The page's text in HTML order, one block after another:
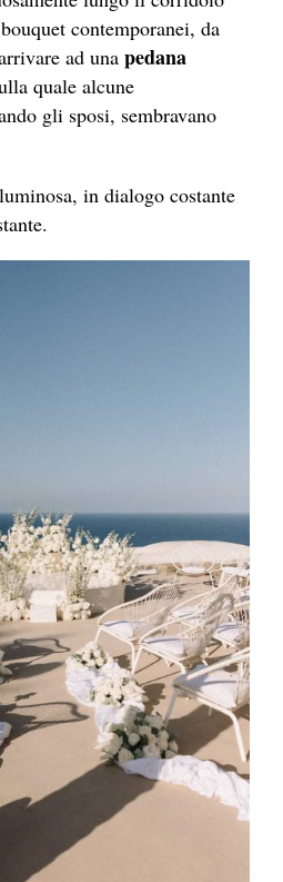
contemporanei, da
ad una pedana
quale alcune
gli sposi, sembravano
in dialogo costante